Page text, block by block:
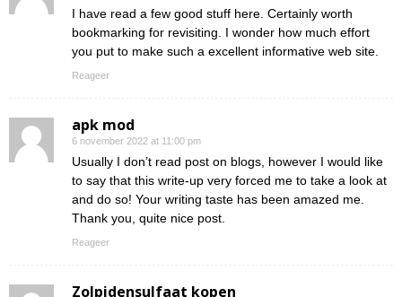
I have read a few good stuff here. Certainly worth
bookmarking for revisiting. I wonder how much effort
you put to make such a excellent informative web site.
Reageer
apk mod
6 november 2022 at 11:00 pm
Usually I don’t read post on blogs, however I would like
to say that this write-up very forced me to take a look at
and do so! Your writing taste has been amazed me.
Thank you, quite nice post.
Reageer
Zolpidensulfaat kopen